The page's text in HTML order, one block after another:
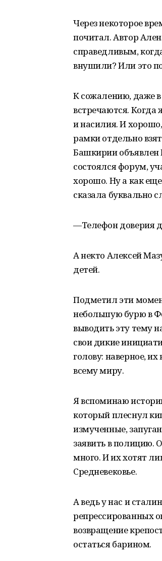
Через некоторое
почитал. Автор
справедливым,
внушили? Или это
К сожалению, даже
встречаются.
и насилия. И
рамки отдельно
Башкирии объявлен
состоялся форум,
хорошо. Ну а как
сказала буквально
—Телефон доверия
А некто Алексей
детей.
Подметил эти
небольшую бурю в
выводить эту тему
свои дикие
голову: наверное, их
всему миру.
Я вспоминаю
который плеснул
измученные,
заявить в полицию.
много. И их хотят
Средневековье.
А ведь у нас и
репрессированных
возвращение
остаться барином.